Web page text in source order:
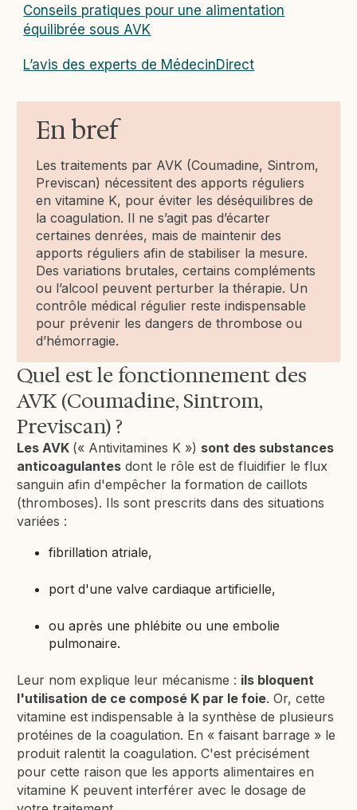
En bref
Les traitements par AVK (Coumadine, Sintrom,
Previscan) nécessitent des apports réguliers
en vitamine K, pour éviter les déséquilibres de
la coagulation. Il ne s’agit pas d’écarter
certaines denrées, mais de maintenir des
apports réguliers afin de stabiliser la mesure.
Des variations brutales, certains compléments
ou l’alcool peuvent perturber la thérapie. Un
contrôle médical régulier reste indispensable
pour prévenir les dangers de thrombose ou
d’hémorragie.
Quel est le fonctionnement des
AVK (Coumadine, Sintrom,
Previscan) ?
Les AVK (« Antivitamines K ») sont des substances
anticoagulantes dont le rôle est de fluidifier le flux
sanguin afin d'empêcher la formation de caillots
(thromboses). Ils sont prescrits dans des situations
variées :
fibrillation atriale,
port d'une valve cardiaque artificielle,
ou après une phlébite ou une embolie
pulmonaire.
Leur nom explique leur mécanisme : ils bloquent
l'utilisation de ce composé K par le foie. Or, cette
vitamine est indispensable à la synthèse de plusieurs
protéines de la coagulation. En « faisant barrage » le
produit ralentit la coagulation. C'est précisément
pour cette raison que les apports alimentaires en
vitamine K peuvent interférer avec le dosage de
Conseils pratiques pour une alimentation
équilibrée sous AVK
L’avis des experts de MédecinDirect